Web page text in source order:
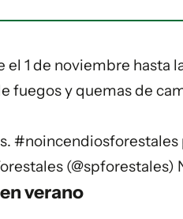
el 1 de noviembre hasta
fuegos y quemas de
#noincendiosforestales
(@spforestales)
verano